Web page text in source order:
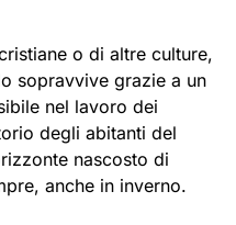
o di altre culture,
sopravvive grazie a un
nel lavoro dei
degli abitanti del
nascosto di
anche in inverno.